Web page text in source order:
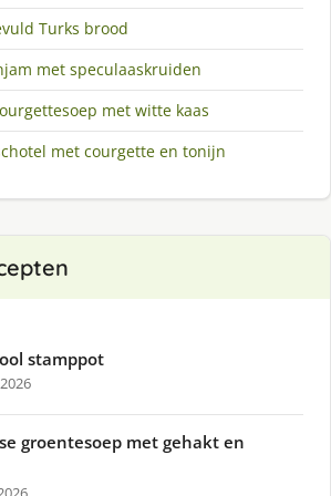
Turks brood
met speculaaskruiden
met witte kaas
met courgette en tonijn
stamppot
groentesoep met gehakt en